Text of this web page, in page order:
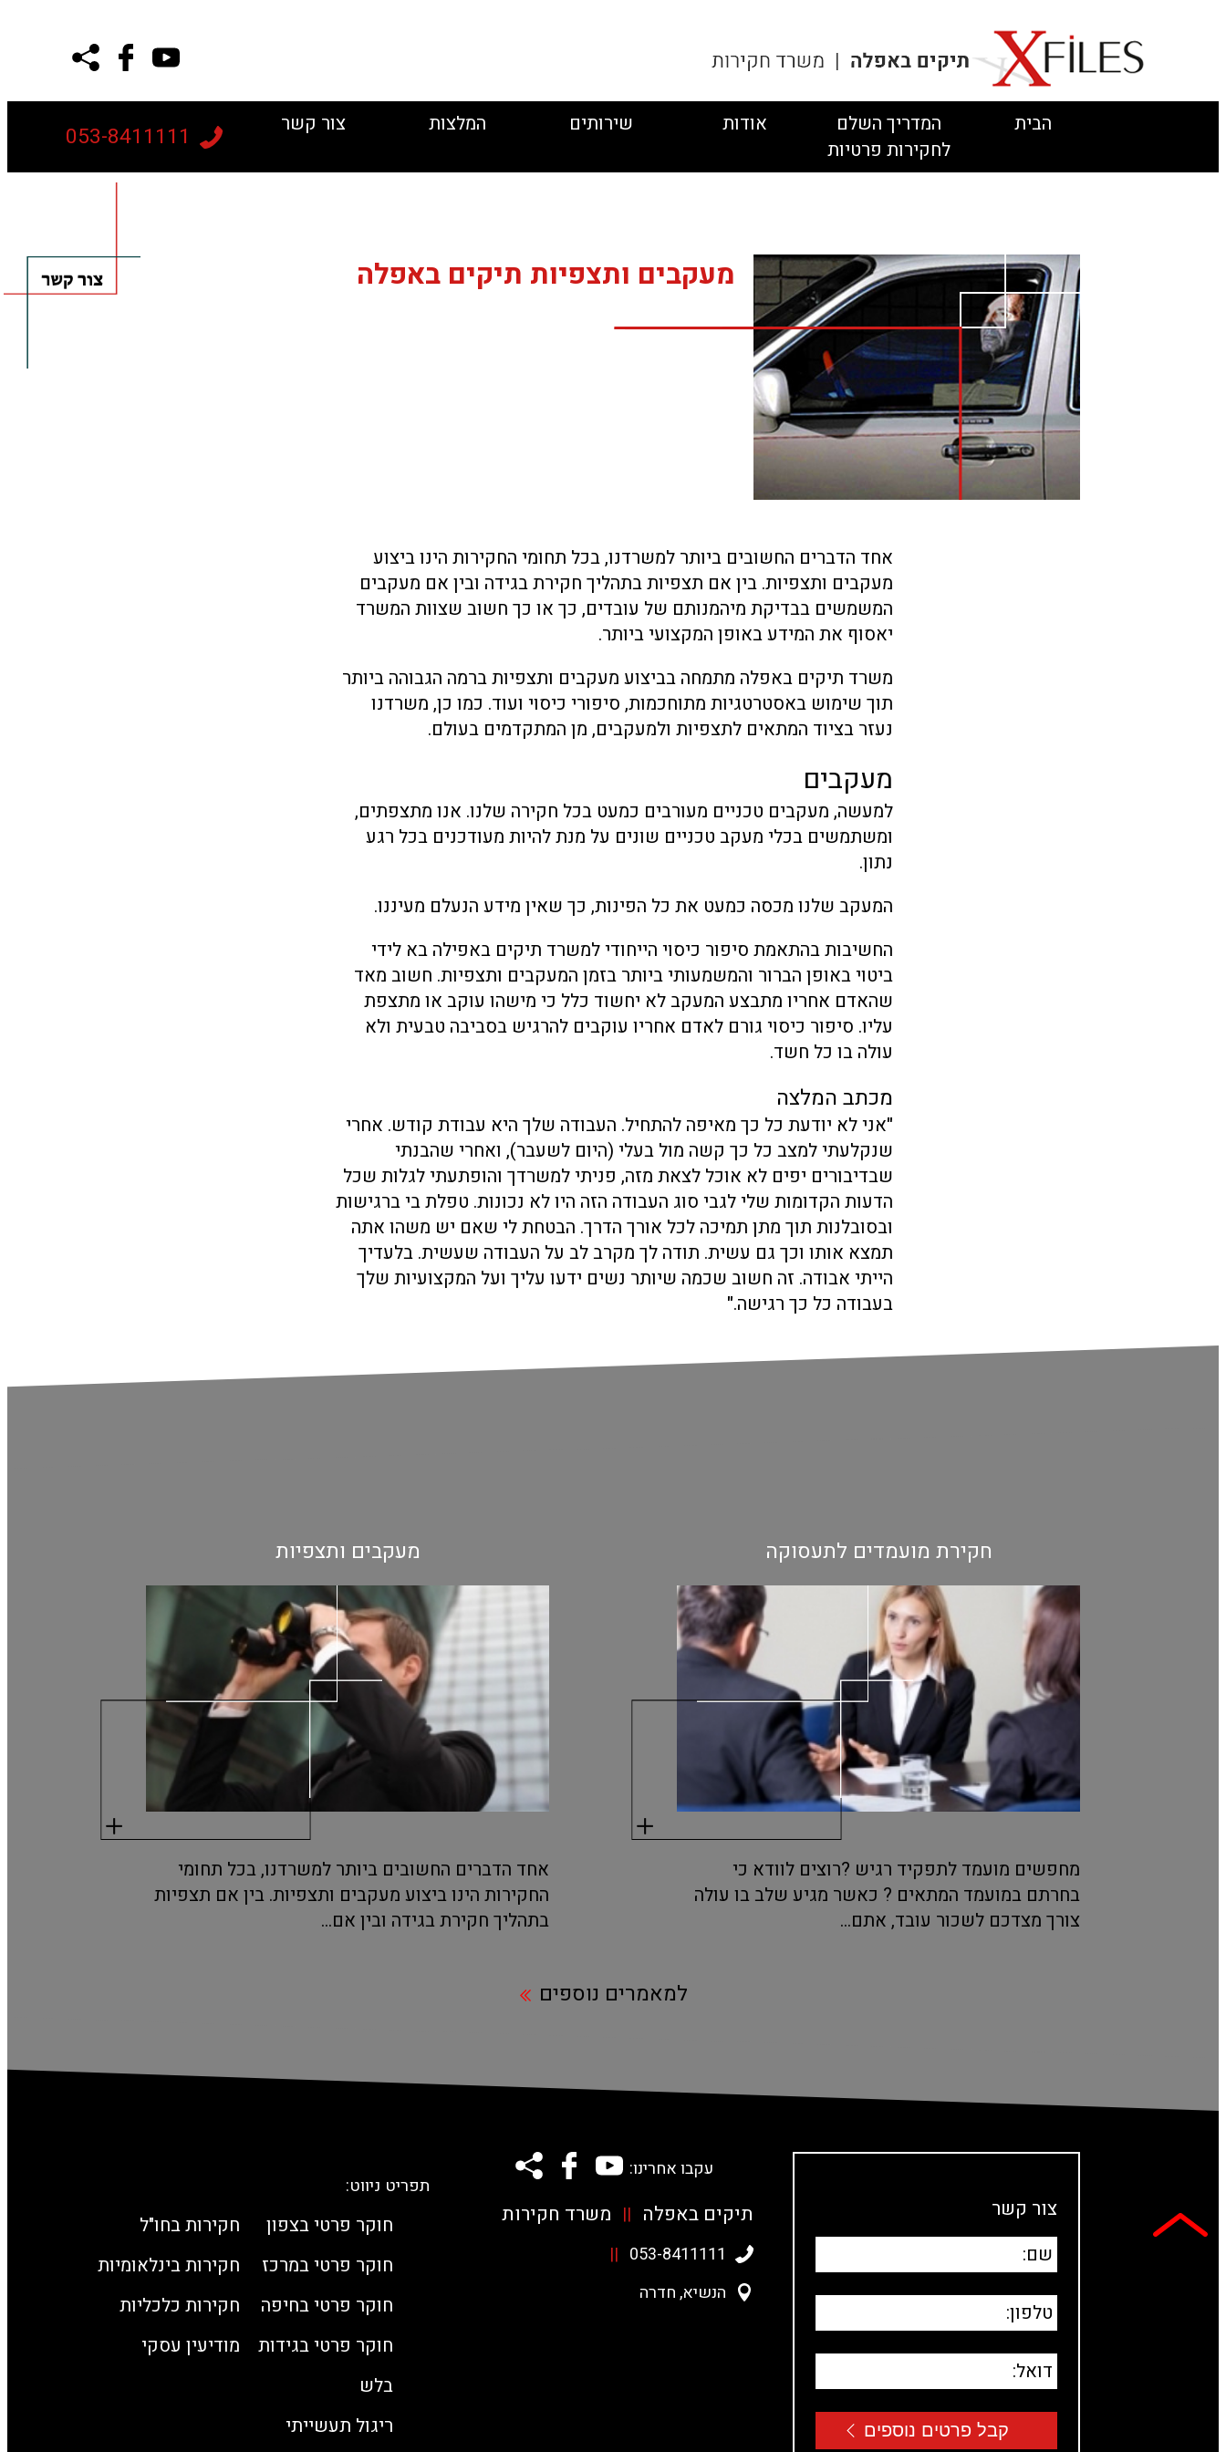
הבית
המדריך השלם
לחקירות פרטיות
אודות שירותים המלצות צור קשר 053-8411111
מעקבים ותצפיות תיקים באפלה
אחד הדברים החשובים ביותר למשרדנו, בכל תחומי החקירות הינו ביצוע
מעקבים ותצפיות. בין אם תצפיות בתהליך חקירת בגידה ובין אם מעקבים
המשמשים בבדיקת מיהמנותם של עובדים, כך או כך חשוב שצוות המשרד
יאסוף את המידע באופן המקצועי ביותר.
משרד תיקים באפלה מתמחה בביצוע מעקבים ותצפיות ברמה הגבוהה ביותר
תוך שימוש באסטרטגיות מתוחכמות, סיפורי כיסוי ועוד. כמו כן, משרדנו
נעזר בציוד המתאים לתצפיות ולמעקבים, מן המתקדמים בעולם.
מעקבים
למעשה, מעקבים טכניים מעורבים כמעט בכל חקירה שלנו. אנו מתצפתים,
ומשתמשים בכלי מעקב טכניים שונים על מנת להיות מעודכנים בכל רגע
נתון.
המעקב שלנו מכסה כמעט את כל הפינות, כך שאין מידע הנעלם מעיננו.
החשיבות בהתאמת סיפור כיסוי הייחודי למשרד תיקים באפילה בא לידי
ביטוי באופן הברור והמשמעותי ביותר בזמן המעקבים ותצפיות. חשוב מאד
שהאדם אחריו מתבצע המעקב לא יחשוד כלל כי מישהו עוקב או מתצפת
עליו. סיפור כיסוי גורם לאדם אחריו עוקבים להרגיש בסביבה טבעית ולא
עולה בו כל חשד.
מכתב המלצה
"אני לא יודעת כל כך מאיפה להתחיל. העבודה שלך היא עבודת קודש. אחרי
שנקלעתי למצב כל כך קשה מול בעלי (היום לשעבר), ואחרי שהבנתי
שבדיבורים יפים לא אוכל לצאת מזה, פניתי למשרדך והופתעתי לגלות שכל
הדעות הקדומות שלי לגבי סוג העבודה הזה היו לא נכונות. טפלת בי ברגישות
ובסובלנות תוך מתן תמיכה לכל אורך הדרך. הבטחת לי שאם יש משהו אתה
תמצא אותו וכך גם עשית. תודה לך מקרב לב על העבודה שעשית. בלעדיך
הייתי אבודה. זה חשוב שכמה שיותר נשים ידעו עליך ועל המקצועיות שלך
בעבודה כל כך רגישה."
חקירת מועמדים לתעסוקה
מחפשים מועמד לתפקיד רגיש ?רוצים לוודא כי
בחרתם במועמד המתאים ? כאשר מגיע שלב בו עולה
צורך מצדכם לשכור עובד, אתם...
מעקבים ותצפיות
אחד הדברים החשובים ביותר למשרדנו, בכל תחומי
החקירות הינו ביצוע מעקבים ותצפיות. בין אם תצפיות
בתהליך חקירת בגידה ובין אם...
למאמרים נוספים
צור קשר
עקבו אחרינו:
תיקים באפלה || משרד חקירות
053-8411111
||
הנשיא, חדרה
תפריט ניווט:
חוקר פרטי בצפון
חוקר פרטי במרכז
חוקר פרטי בחיפה
חוקר פרטי בגידות
בלש
ריגול תעשייתי
חקירות בחו"ל
חקירות בינלאומיות
חקירות כלכליות
מודיעין עסקי